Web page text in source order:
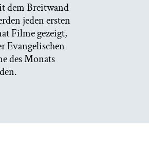
dem Breitwand
jeden ersten
Filme gezeigt,
Evangelischen
des Monats